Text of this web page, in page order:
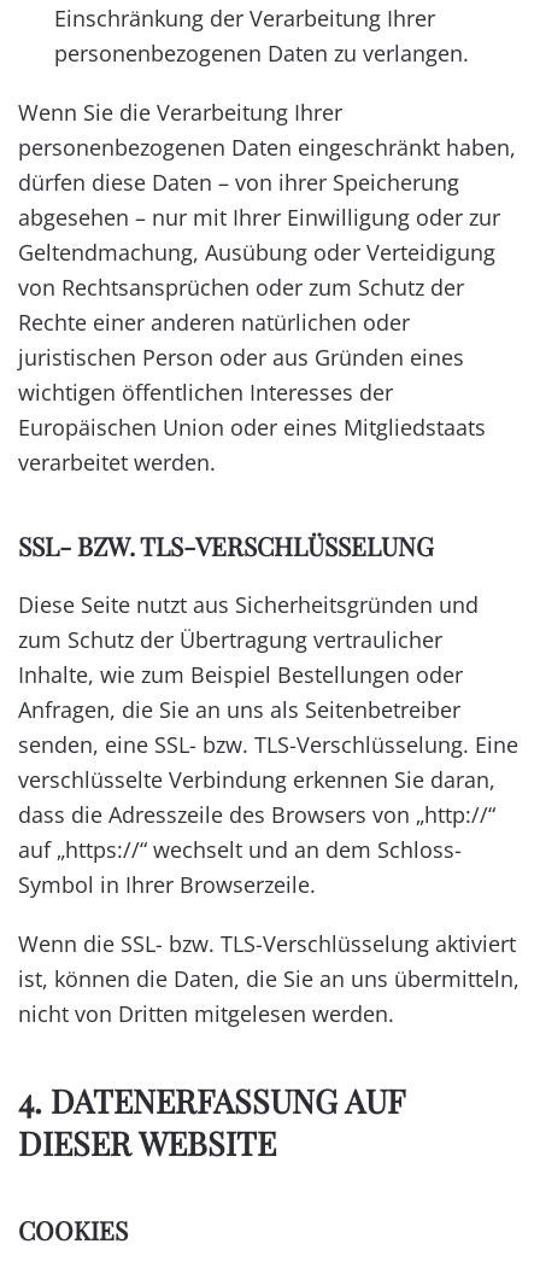
Einschränkung der Verarbeitung Ihrer
personenbezogenen Daten zu verlangen.
Wenn Sie die Verarbeitung Ihrer
personenbezogenen Daten eingeschränkt haben,
dürfen diese Daten – von ihrer Speicherung
abgesehen – nur mit Ihrer Einwilligung oder zur
Geltendmachung, Ausübung oder Verteidigung
von Rechtsansprüchen oder zum Schutz der
Rechte einer anderen natürlichen oder
juristischen Person oder aus Gründen eines
wichtigen öffentlichen Interesses der
Europäischen Union oder eines Mitgliedstaats
verarbeitet werden.
SSL- BZW. TLS-VERSCHLÜSSELUNG
Diese Seite nutzt aus Sicherheitsgründen und
zum Schutz der Übertragung vertraulicher
Inhalte, wie zum Beispiel Bestellungen oder
Anfragen, die Sie an uns als Seitenbetreiber
senden, eine SSL- bzw. TLS-Verschlüsselung. Eine
verschlüsselte Verbindung erkennen Sie daran,
dass die Adresszeile des Browsers von „http://“
auf „https://“ wechselt und an dem Schloss-
Symbol in Ihrer Browserzeile.
Wenn die SSL- bzw. TLS-Verschlüsselung aktiviert
ist, können die Daten, die Sie an uns übermitteln,
nicht von Dritten mitgelesen werden.
4. DATENERFASSUNG AUF
DIESER WEBSITE
COOKIES